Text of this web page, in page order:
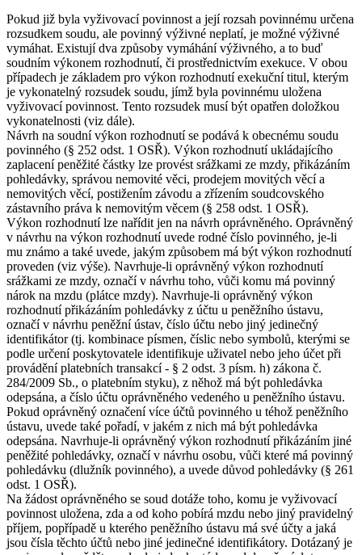
Pokud již byla vyživovací povinnost a její rozsah povinnému určena
rozsudkem soudu, ale povinný výživné neplatí, je možné výživné
vymáhat. Existují dva způsoby vymáhání výživného, a to buď
soudním výkonem rozhodnutí, či prostřednictvím exekuce. V obou
případech je základem pro výkon rozhodnutí exekuční titul, kterým
je vykonatelný rozsudek soudu, jímž byla povinnému uložena
vyživovací povinnost. Tento rozsudek musí být opatřen doložkou
vykonatelnosti (viz dále).
Návrh na soudní výkon rozhodnutí se podává k obecnému soudu
povinného (§ 252 odst. 1 OSŘ). Výkon rozhodnutí ukládajícího
zaplacení peněžité částky lze provést srážkami ze mzdy, přikázáním
pohledávky, správou nemovité věci, prodejem movitých věcí a
nemovitých věcí, postižením závodu a zřízením soudcovského
zástavního práva k nemovitým věcem (§ 258 odst. 1 OSŘ).
Výkon rozhodnutí lze nařídit jen na návrh oprávněného. Oprávněný
v návrhu na výkon rozhodnutí uvede rodné číslo povinného, je-li
mu známo a také uvede, jakým způsobem má být výkon rozhodnutí
proveden (viz výše). Navrhuje-li oprávněný výkon rozhodnutí
srážkami ze mzdy, označí v návrhu toho, vůči komu má povinný
nárok na mzdu (plátce mzdy). Navrhuje-li oprávněný výkon
rozhodnutí přikázáním pohledávky z účtu u peněžního ústavu,
označí v návrhu peněžní ústav, číslo účtu nebo jiný jedinečný
identifikátor (tj. kombinace písmen, číslic nebo symbolů, kterými se
podle určení poskytovatele identifikuje uživatel nebo jeho účet při
provádění platebních transakcí - § 2 odst. 3 písm. h) zákona č.
284/2009 Sb., o platebním styku), z něhož má být pohledávka
odepsána, a číslo účtu oprávněného vedeného u peněžního ústavu.
Pokud oprávněný označení více účtů povinného u téhož peněžního
ústavu, uvede také pořadí, v jakém z nich má být pohledávka
odepsána. Navrhuje-li oprávněný výkon rozhodnutí přikázáním jiné
peněžité pohledávky, označí v návrhu osobu, vůči které má povinný
pohledávku (dlužník povinného), a uvede důvod pohledávky (§ 261
odst. 1 OSŘ).
Na žádost oprávněného se soud dotáže toho, komu je vyživovací
povinnost uložena, zda a od koho pobírá mzdu nebo jiný pravidelný
příjem, popřípadě u kterého peněžního ústavu má své účty a jaká
jsou čísla těchto účtů nebo jiné jedinečné identifikátory. Dotázaný je